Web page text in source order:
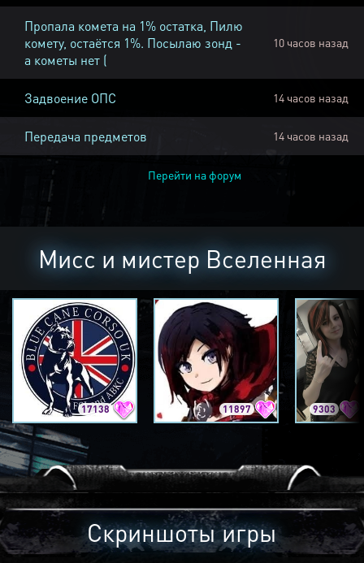
Пропала комета на 1% остатка, Пилю
комету, остаётся 1%. Посылаю зонд -
а кометы нет (
10 часов назад
Задвоение ОПС 14 часов назад
Передача предметов 14 часов назад
Перейти на форум
Мисс и мистер Вселенная
17138 11897 9303
Скриншоты игры